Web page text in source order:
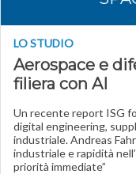
LO STUDIO
Aerospace e
filiera con AI
Un recente report ISG
digital engineering,
industriale. Andreas
industriale e rapidità
priorità immediate”